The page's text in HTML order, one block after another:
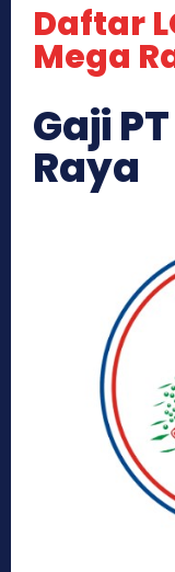
Daftar
Mega
Gaji
Raya